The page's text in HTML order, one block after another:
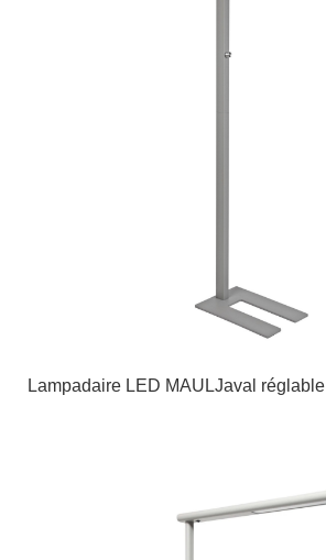
Lampadaire LED MAULJaval réglable